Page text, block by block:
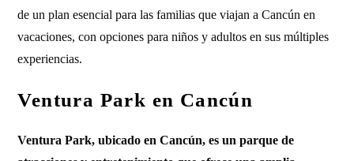
de un plan esencial para las familias que viajan a Cancún en
vacaciones, con opciones para niños y adultos en sus múltiples
experiencias.
Ventura Park en Cancún
Ventura Park, ubicado en Cancún, es un parque de